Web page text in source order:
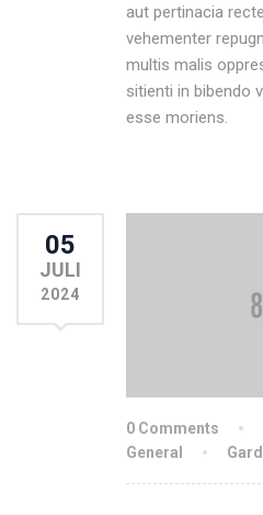
aut pertinacia
vehementer
multis malis
sitienti in bibendo
esse moriens.
05
JULI
2024
0 Comments
General